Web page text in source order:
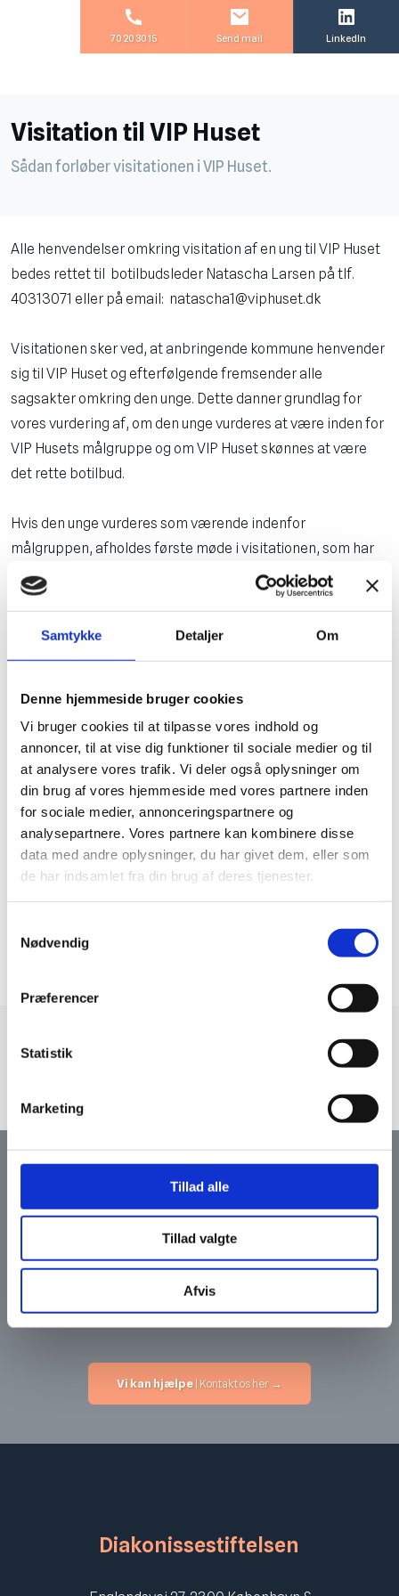
Samtykke Detaljer Om
Denne hjemmeside bruger cookies
Vi bruger cookies til at tilpasse vores indhold og
annoncer, til at vise dig funktioner til sociale medier og til
at analysere vores trafik. Vi deler også oplysninger om
din brug af vores hjemmeside med vores partnere inden
for sociale medier, annonceringspartnere og
analysepartnere. Vores partnere kan kombinere disse
data med andre oplysninger, du har givet dem, eller som
de har indsamlet fra din brug af deres tjenester.
Nødvendig
Præferencer
Statistik
Marketing
Tillad alle
Tillad valgte
Afvis
70 20 30 15 Send mail LinkedIn
Visitation til VIP Huset
Sådan forløber visitationen i VIP Huset.​
Alle henvendelser omkring visitation af en ung til VIP Huset
bedes rettet til botilbudsleder Natascha Larsen på tlf.
40313071 eller på email: natascha1@viphuset.dk
Visitationen sker ved, at anbringende kommune henvender
sig til VIP Huset og efterfølgende fremsender alle
sagsakter omkring den unge. Dette danner grundlag for
vores vurdering af, om den unge vurderes at være inden for
VIP Husets målgruppe og om VIP Huset skønnes at være
det rette botilbud.
Hvis den unge vurderes som værende indenfor
målgruppen, afholdes første møde i visitationen, som har
til formål af afklare grundlaget for evt. anbringelse.
Besluttes det, at VIP Huset er det rette sted for den unge,
deltager. Formålet med mødet er at give et grundigt indblik
i, hvad VIP Huset står for, samt at se og opleve huset.
Er der enighed om, at den unge skal flytte ind i VIP Huset,
aftales tidspunktet for indflytning, og VIP Huset udarbejder
en kontrakt, som sendes til kommunen. VIP Huset
tilrettelægger herefter indsatsen i samarbejde med
myndighedsrådgiver.​
Vi kan også hjælpe dig
I VIP Huset har vi et forstående og accepterende
menneskesyn og vi bestræber os på at møde den unge
med et ønske om at forstå bagom adfærd.
Vi tror på, at den unge altid gør sit bedste.
Vi kan hjælpe| Kontakt os her →
Diakonissestiftelsen